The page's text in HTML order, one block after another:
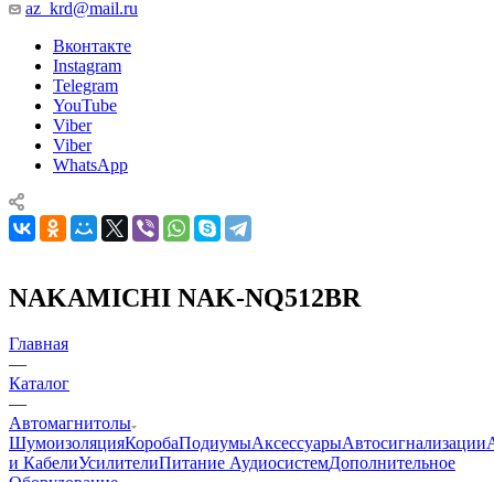
az_krd@mail.ru
Вконтакте
Instagram
Telegram
YouTube
Viber
Viber
WhatsApp
NAKAMICHI NAK-NQ512BR
Главная
—
Каталог
—
Автомагнитолы
ШумоизоляцияКоробаПодиумыАксессуарыАвтосигнализации
и КабелиУсилителиПитание АудиосистемДополнительное